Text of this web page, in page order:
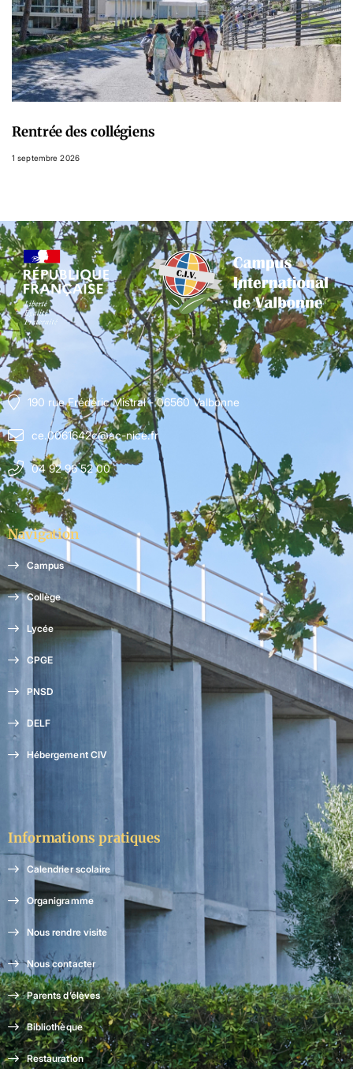
Rentrée des collégiens
1 septembre 2026
Navigation
Campus
Collège
Lycée
CPGE
PNSD
DELF
Hébergement CIV
Informations pratiques
Calendrier scolaire
Organigramme
Nous rendre visite
Nous contacter
Parents d’élèves
Bibliothèque
Restauration
190 rue Frédéric Mistral - 06560 Valbonne
ce.0061642c@ac-nice.fr
04 92 96 52 00